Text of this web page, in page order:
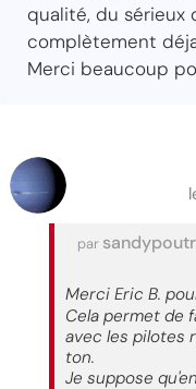
qualité, du sérieux
complètement
Merci beaucoup
par
Merci Eric B.
Cela permet de
avec les pilotes
ton.
Je suppose